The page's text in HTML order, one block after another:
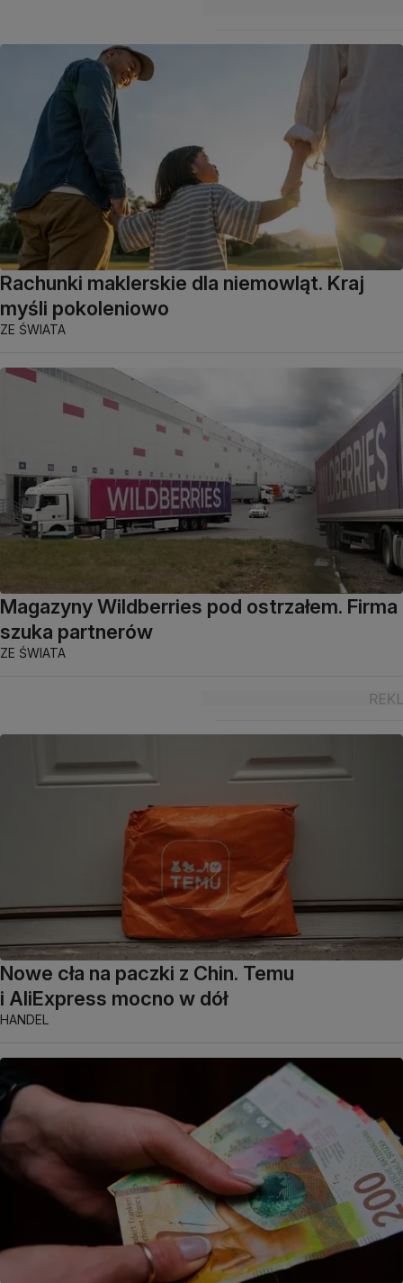
Rachunki maklerskie dla niemowląt. Kraj
myśli pokoleniowo
ZE ŚWIATA
Magazyny Wildberries pod ostrzałem. Firma
szuka partnerów
ZE ŚWIATA
Nowe cła na paczki z Chin. Temu
i AliExpress mocno w dół
HANDEL